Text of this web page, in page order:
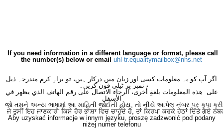
×
×- - Occupational Therapy
If you need information in a different language or format, please call
the number(s) below or email uhl-tr.equalitymailbox@nhs.net
اگر آپ کو یہ معلومات کسی اور زبان میں درکار ہیں، تو براہِ کرم مندرجہ ذیل
نمبر پر ٹیلی فون کریں۔
على هذه المعلومات بلغةٍ أُخرى، الرجاء الاتصال على رقم الهاتف الذي يظهر في
الأسفل
જો તમને અન્ય ભાષામાં આ માહિતી જોઈતી હોય, તો નીચે આપેલ નંબર પર કૃપા કરી
ਜੇ ਤੁਸੀਂ ਇਹ ਜਾਣਕਾਰੀ ਕਿਸੇ ਹੋਰ ਭਾਸ਼ਾ ਵਿਚ ਚਾਹੁੰਦੇ ਹੋ, ਤਾਂ ਕਿਰਪਾ ਕਰਕੇ ਹੇਠਾਂ ਦਿੱਤੇ ਗਏ
Aby uzyskać informacje w innym języku, proszę zadzwonić pod podany
niżej numer telefonu